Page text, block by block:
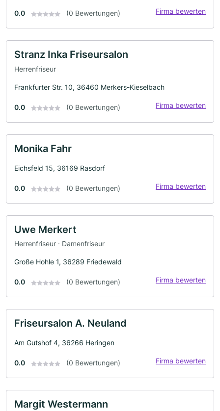
0.0 (0 Bewertungen) Firma bewerten
Stranz Inka Friseursalon
Herrenfriseur
Frankfurter Str. 10, 36460 Merkers-Kieselbach
0.0 (0 Bewertungen) Firma bewerten
Monika Fahr
Eichsfeld 15, 36169 Rasdorf
0.0 (0 Bewertungen) Firma bewerten
Uwe Merkert
Herrenfriseur · Damenfriseur
Große Hohle 1, 36289 Friedewald
0.0 (0 Bewertungen) Firma bewerten
Friseursalon A. Neuland
Am Gutshof 4, 36266 Heringen
0.0 (0 Bewertungen) Firma bewerten
Margit Westermann